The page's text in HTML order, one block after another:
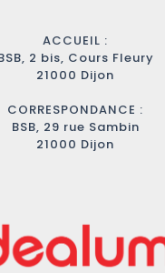
ACCUEIL :
2 bis, Cours Fleury
21000 Dijon
CORRESPONDANCE :
BSB, 29 rue Sambin
21000 Dijon